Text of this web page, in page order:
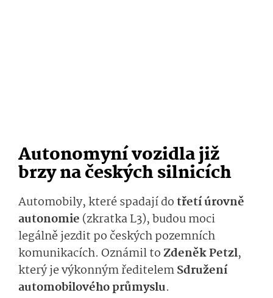
Autonomyní vozidla již
brzy na českých silnicích
Automobily, které spadají dotřetí úrovně
autonomie (zkratka L3), budou moci
legálně jezdit po českých pozemních
komunikacích. Oznámil toZdeněk Petzl,
který je výkonným ředitelemSdružení
automobilového průmyslu.